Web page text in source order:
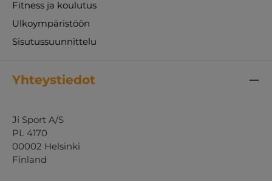
Fitness ja koulutus
Ulkoympäristöön
Sisutussuunnittelu
Yhteystiedot
Ji Sport A/S
PL 4170
00002 Helsinki
Finland